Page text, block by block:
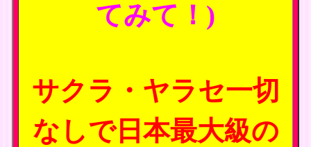
てみて！)
サクラ・ヤラセ一切
なしで日本最大級の